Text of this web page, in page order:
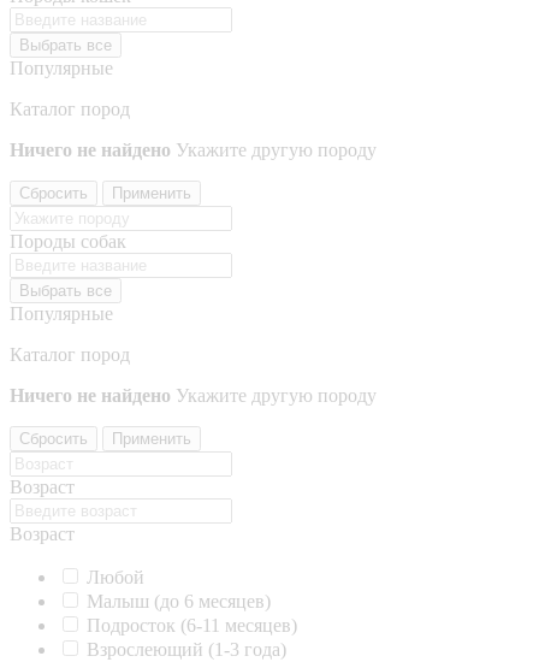
Выбрать все
Популярные
Каталог пород
Ничего не найдено Укажите другую породу
Сбросить Применить
Породы собак
Выбрать все
Популярные
Каталог пород
Ничего не найдено Укажите другую породу
Сбросить Применить
Возраст
Возраст
Любой
Малыш (до 6 месяцев)
Подросток (6-11 месяцев)
Взрослеющий (1-3 года)